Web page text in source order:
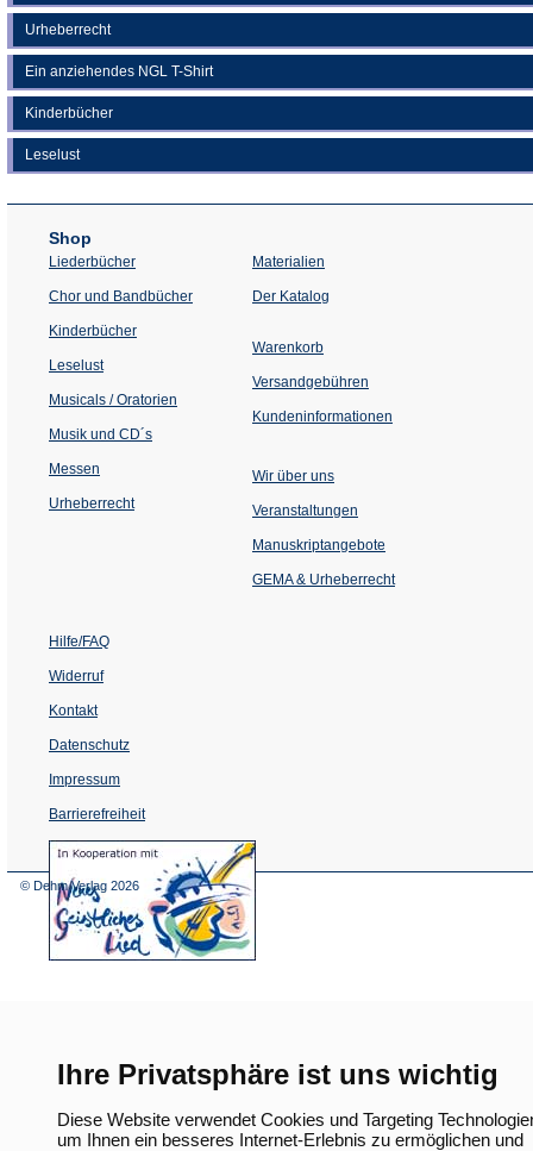
Ihre Privatsphäre ist uns wichtig
Diese Website verwendet Cookies und Targeting
um Ihnen ein besseres Internet-Erlebnis zu ermöglichen und
Urheberrecht
Ein anziehendes NGL T-Shirt
Kinderbücher
Leselust
Shop
Liederbücher
Chor und Bandbücher
Kinderbücher
Leselust
Musicals / Oratorien
Musik und CD´s
Messen
Urheberrecht
Materialien
Der Katalog
Warenkorb
Versandgebühren
Kundeninformationen
Wir über uns
Veranstaltungen
einem
Tab)
Manuskriptangebote
GEMA & Urheberrecht
Hilfe/FAQ
Widerruf
Kontakt
Datenschutz
Impressum
Barrierefreiheit
(Öffnet
in
© Dehm Verlag 2026